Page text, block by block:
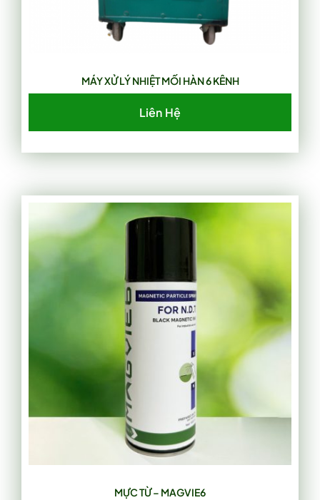
MÁY XỬ LÝ NHIỆT MỐI HÀN 6 KÊNH
Liên Hệ
MỰC TỪ – MAGVIE6